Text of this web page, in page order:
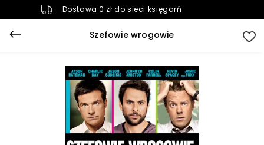
Dostawa 0 zł do sieci księgarń
Szefowie wrogowie